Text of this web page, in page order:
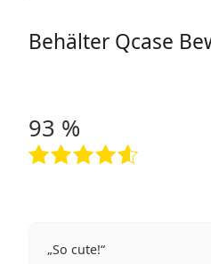
Behälter Qcase
93 %
So cute!